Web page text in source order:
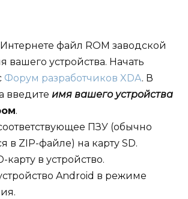
файл ROM заводской
устройства. Начать
Форум разработчиков XDA. В
введите имя вашего устройства
.
ПЗУ (обычно
в ZIP-файле) на карту SD.
карту в устройство.
Android в режиме